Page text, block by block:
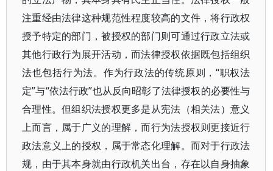
注重经由法律这种规范性程度较高的文件，将行政权
授予特定的部门，被授权的部门则可通过行政立法或
其他行政行为展开活动，而法律授权依据既包括组织
法也包括行为法。作为行政法的传统原则，“职权法
定”与“依法行政”也从反向昭彰了法律授权的必要性与
合理性。但组织法授权更多是从宪法（相关法）意义
上而言，属于广义的理解，而行为法授权则更接近行
政法意义上的授权，属于常态化理解。而对于行政法
规，由于其本身就由行政机关出台，存在以自身抽象